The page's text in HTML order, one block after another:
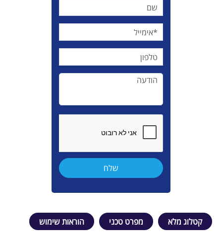
קטלוג מלא מפרט טכני הוראות שימוש